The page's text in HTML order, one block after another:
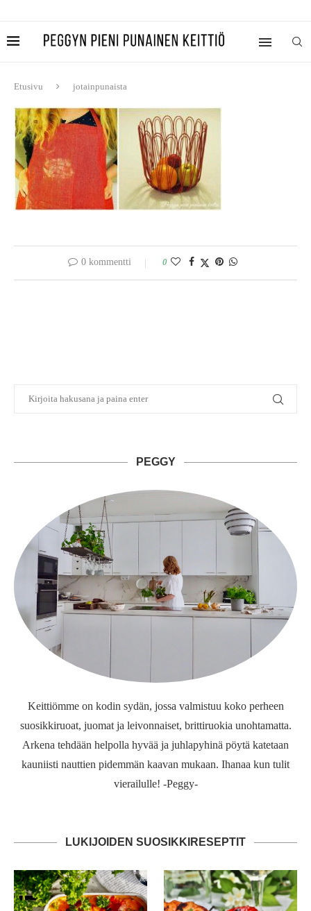
Etusivu jotainpunaista
0 kommentti 0
PEGGY
Keittiömme on kodin sydän, jossa valmistuu koko perheen
suosikkiruoat, juomat ja leivonnaiset, brittiruokia unohtamatta.
Arkena tehdään helpolla hyvää ja juhlapyhinä pöytä katetaan
kauniisti nauttien pidemmän kaavan mukaan. Ihanaa kun tulit
vierailulle! -Peggy-
LUKIJOIDEN SUOSIKKIRESEPTIT